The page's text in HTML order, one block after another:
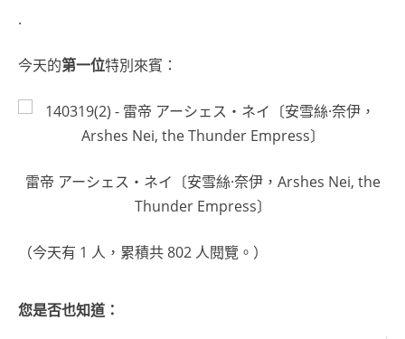
.
今天的第一位特別來賓：
雷帝 アーシェス・ネイ〔安雪絲·奈伊，Arshes Nei, the
Thunder Empress〕
（今天有 1 人，累積共 802 人閱覽。）
您是否也知道：